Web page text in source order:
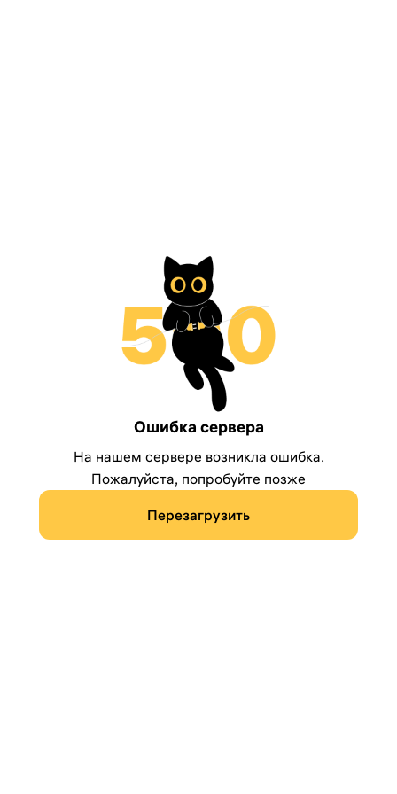
Ошибка сервера
На нашем сервере возникла ошибка.
Пожалуйста, попробуйте позже
Перезагрузить